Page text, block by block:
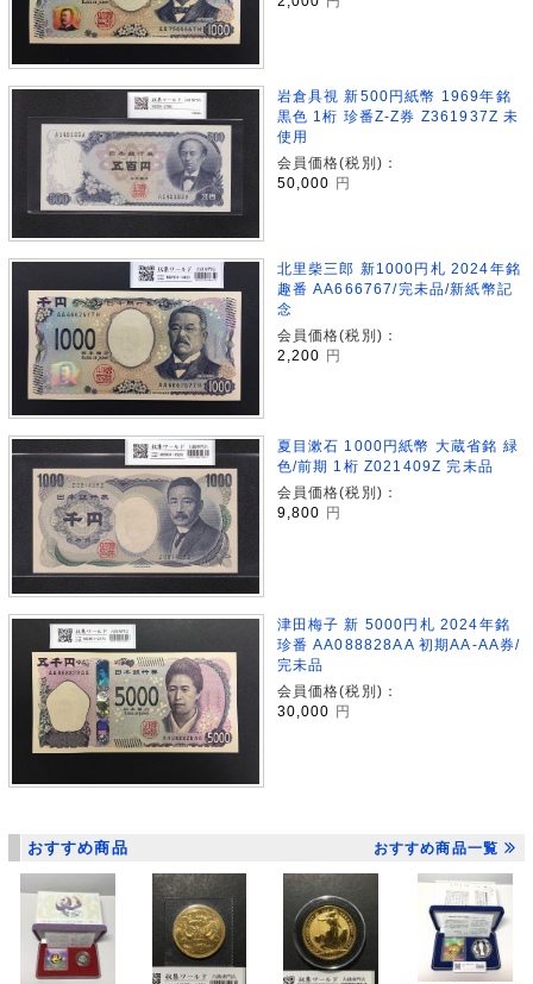
岩倉具視 新500円紙幣 1969年銘
黒色 1桁 珍番Z-Z券 Z361937Z 未
使用
会員価格(税別)：
50,000 円
北里柴三郎 新1000円札 2024年銘
趣番 AA666767/完未品/新紙幣記
念
会員価格(税別)：
2,200
円
夏目漱石 1000円紙幣 大蔵省銘 緑
色/前期 1桁 Z021409Z 完未品
会員価格(税別)：
9,800 円
津田梅子 新 5000円札 2024年銘
珍番 AA088828AA 初期AA-AA券/
完未品
会員価格(税別)：
30,000
円
おすすめ商品 おすすめ商品一覧